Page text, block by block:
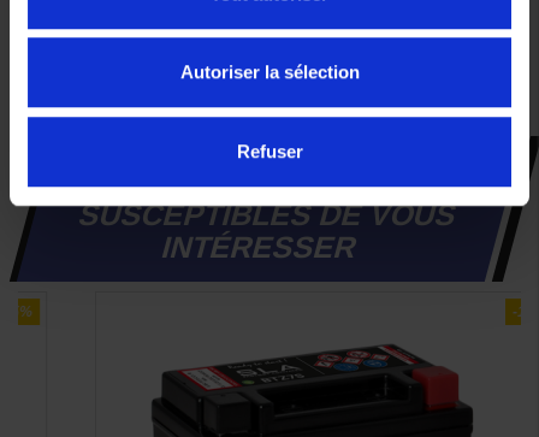
Autoriser la sélection
Refuser
57,80 €
CES PRODUITS SONT
SUSCEPTIBLES DE VOUS
INTÉRESSER